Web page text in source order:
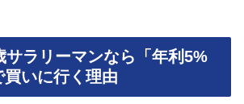
サラリーマンなら「年利5%
いに行く理由